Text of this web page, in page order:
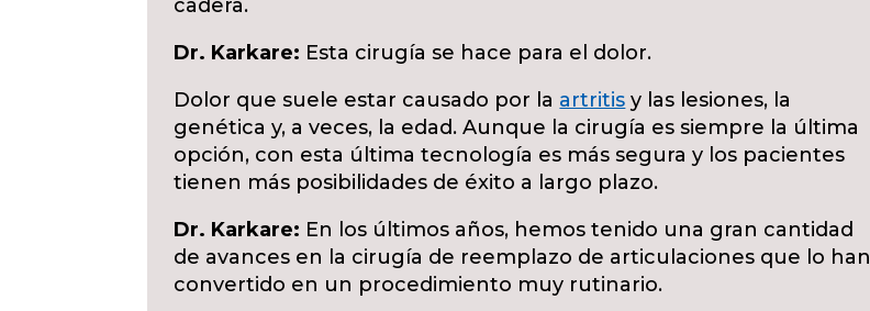
cadera.
Dr. Karkare: Esta cirugía se hace para el dolor.
Dolor que suele estar causado por la artritis y las lesiones, la
genética y, a veces, la edad. Aunque la cirugía es siempre la última
opción, con esta última tecnología es más segura y los pacientes
tienen más posibilidades de éxito a largo plazo.
Dr. Karkare: En los últimos años, hemos tenido una gran cantidad
de avances en la cirugía de reemplazo de articulaciones que lo han
convertido en un procedimiento muy rutinario.